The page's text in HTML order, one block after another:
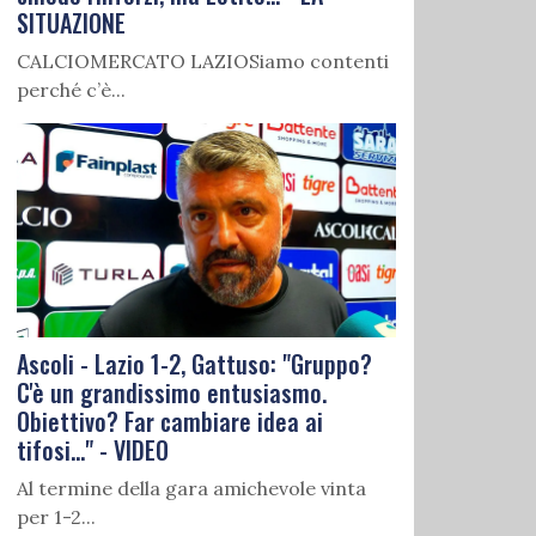
SITUAZIONE
CALCIOMERCATO LAZIOSiamo contenti
perché c’è...
Ascoli - Lazio 1-2, Gattuso: "Gruppo?
C'è un grandissimo entusiasmo.
Obiettivo? Far cambiare idea ai
tifosi..." - VIDEO
Al termine della gara amichevole vinta
per 1-2...